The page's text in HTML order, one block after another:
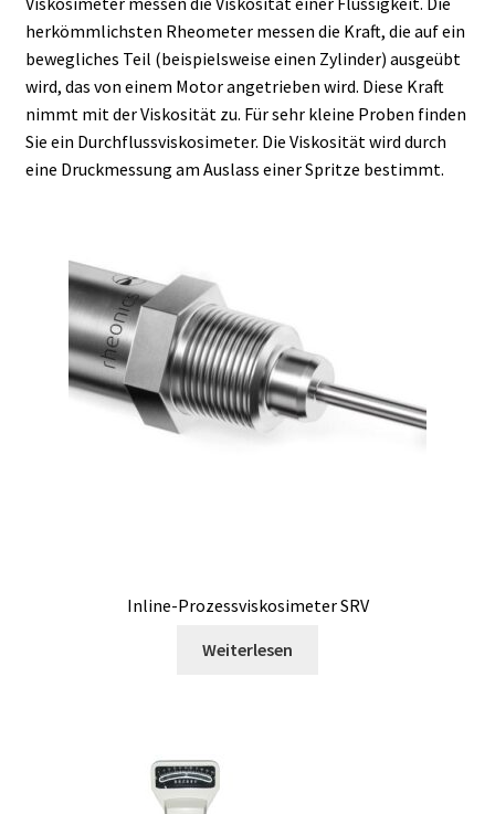
Allgemeine Geschäftsbedingungen
Anfrage für Angebote
Antibiotika Analyse
Automation mit Lea
Automatisierung mit Labvision
Beschleunigung
herkömmlichsten Rheometer messen die Kraft, die auf ein
bewegliches Teil (beispielsweise einen Zylinder) ausgeübt
wird, das von einem Motor angetrieben wird. Diese Kraft
nimmt mit der Viskosität zu. Für sehr kleine Proben finden
Sie ein Durchflussviskosimeter. Die Viskosität wird durch
eine Druckmessung am Auslass einer Spritze bestimmt.
Inline-Prozessviskosimeter SRV
Weiterlesen